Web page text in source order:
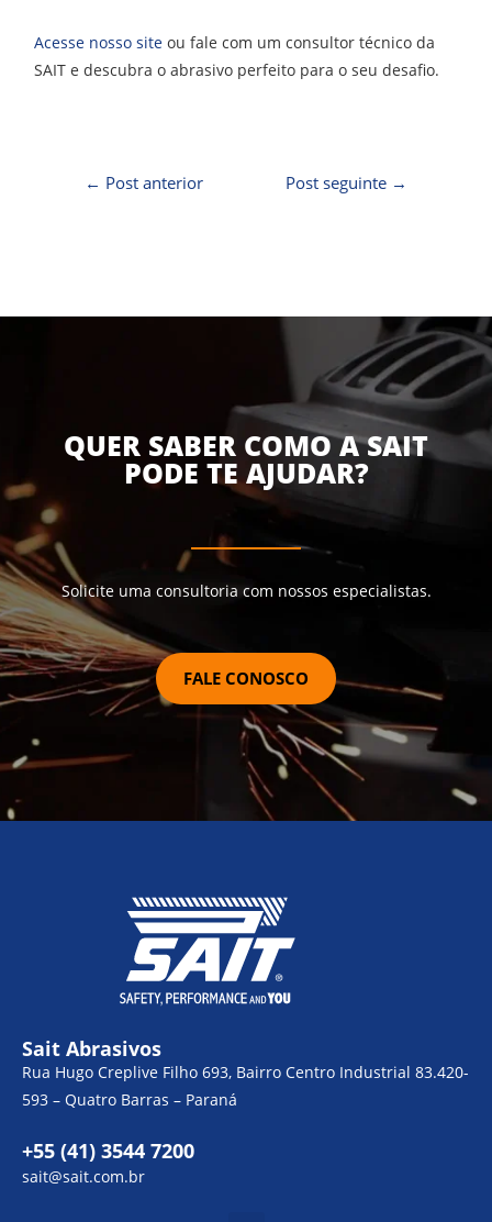
Acesse nosso site ou fale com um consultor técnico da
SAIT e descubra o abrasivo perfeito para o seu desafio.
← Post anterior Post seguinte →
QUER SABER COMO A SAIT
PODE TE AJUDAR?
Solicite uma consultoria com nossos especialistas.
FALE CONOSCO
Sait Abrasivos
Rua Hugo Creplive Filho 693, Bairro Centro Industrial 83.420-
593 – Quatro Barras – Paraná
+55 (41) 3544 7200
sait@sait.com.br